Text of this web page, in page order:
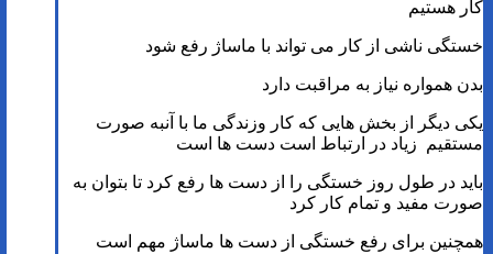
کار هستیم
خستگی ناشی از کار می تواند با ماساژ رفع شود
بدن همواره نیاز به مراقبت دارد
یکی دیگر از بخش هایی که کار وزندگی ما با آنبه صورت
مستقیم زیاد در ارتباط است دست ها است
باید در طول روز خستگی را از دست ها رفع کرد تا بتوان به
صورت مفید و تمام کار کرد
همچنین برای رفع خستگی از دست ها ماساژ مهم است